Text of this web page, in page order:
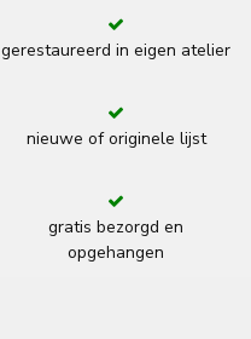
gerestaureerd in eigen atelier
nieuwe of originele lijst
gratis bezorgd en
opgehangen